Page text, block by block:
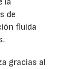
de
fluida
gracias al